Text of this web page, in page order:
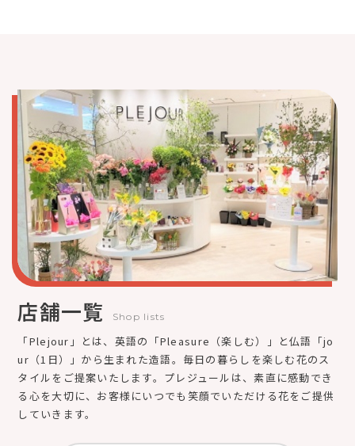
店舗一覧 Shop lists
「Plejour」とは、英語の「Pleasure（楽しむ）」と仏語「jo
ur（1日）」から生まれた造語。毎日の暮らしを楽しむ花のス
タイルをご提案いたします。プレジュールは、素直に感動でき
る心を大切に、お客様にいつでも笑顔でいただける花をご提供
していきます。